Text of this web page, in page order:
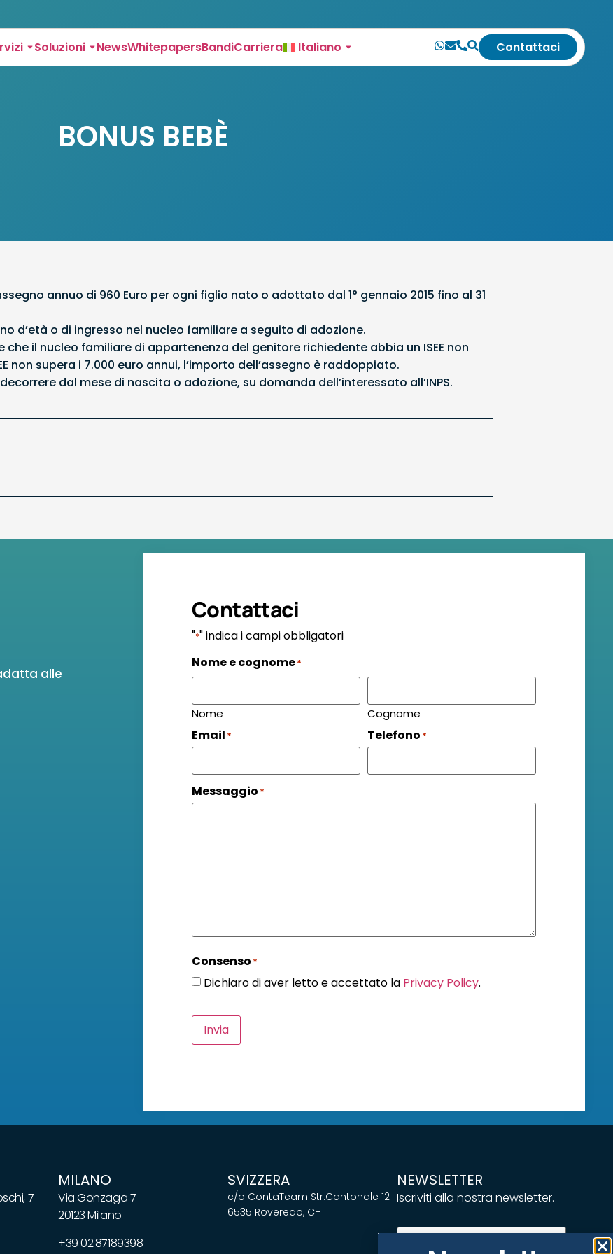
Soluzioni NewsWhitepapersBandiCarriera Italiano Contattaci
BONUS BEBÈ
annuo di 960 Euro per ogni figlio nato o adottato dal 1° gennaio 2015 fino al 31
d’età o di ingresso nel nucleo familiare a seguito di adozione.
che il nucleo familiare di appartenenza del genitore richiedente abbia un ISEE non
non supera i 7.000 euro annui, l’importo dell’assegno è raddoppiato.
dal mese di nascita o adozione, su domanda dell’interessato all’INPS.
alle
Contattaci
"*" indica i campi obbligatori
Nome e cognome*
Nome Cognome
Email * Telefono *
Messaggio *
Consenso *
Dichiaro di aver letto e accettato la Privacy Policy.
Invia
7
MILANO
Via Gonzaga 7
20123 Milano
+39 02.87189398
SVIZZERA
c/o ContaTeam Str.Cantonale 12
6535 Roveredo, CH
NEWSLETTER
Iscriviti alla nostra newsletter.
Email(Obbligatorio)